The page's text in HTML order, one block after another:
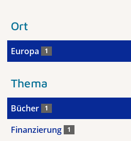
Ort
Europa 1
Thema
Bücher 1
Finanzierung 1